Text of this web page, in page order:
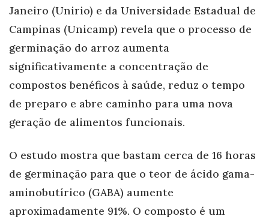
Janeiro (Unirio) e da Universidade Estadual de
Campinas (Unicamp) revela que o processo de
germinação do arroz aumenta
significativamente a concentração de
compostos benéficos à saúde, reduz o tempo
de preparo e abre caminho para uma nova
geração de alimentos funcionais.
O estudo mostra que bastam cerca de 16 horas
de germinação para que o teor de ácido gama-
aminobutírico (GABA) aumente
aproximadamente 91%. O composto é um